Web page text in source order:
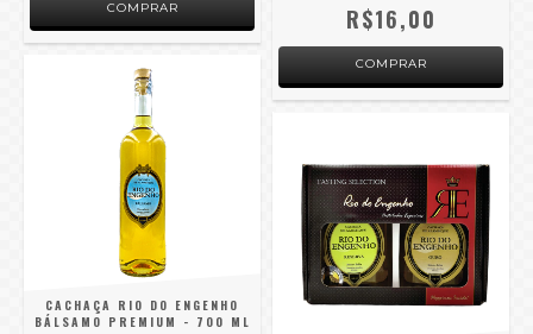
R$16,00
COMPRAR
CACHAÇA RIO DO ENGENHO
BÁLSAMO PREMIUM - 700 ML